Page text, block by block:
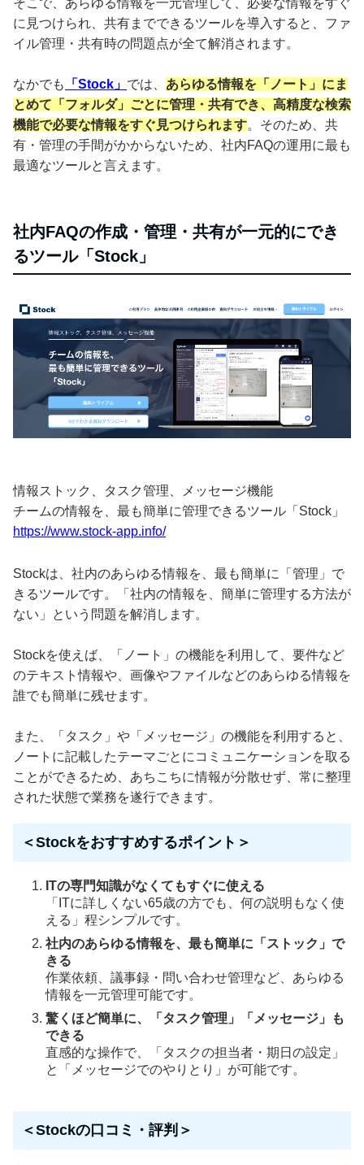
そこで、あらゆる情報を一元管理して、必要な情報をすぐ
に見つけられ、共有までできるツールを導入すると、ファ
イル管理・共有時の問題点が全て解消されます。
なかでも 「Stock」 では、 あらゆる情報を「ノート」にま
とめて「フォルダ」ごとに管理・共有でき、高精度な検索
機能で必要な情報をすぐ見つけられます。そのため、共
有・管理の手間がかからないため、社内FAQの運用に最も
最適なツールと言えます。
社内FAQの作成・管理・共有が一元的にでき
るツール「Stock」
情報ストック、タスク管理、メッセージ機能
チームの情報を、最も簡単に管理できるツール「Stock」
https://www.stock-app.info/
Stockは、社内のあらゆる情報を、最も簡単に「管理」で
きるツールです。「社内の情報を、簡単に管理する方法が
ない」という問題を解消します。
Stockを使えば、「ノート」の機能を利用して、要件など
のテキスト情報や、画像やファイルなどのあらゆる情報を
誰でも簡単に残せます。
また、「タスク」や「メッセージ」の機能を利用すると、
ノートに記載したテーマごとにコミュニケーションを取る
ことができるため、あちこちに情報が分散せず、常に整理
された状態で業務を遂行できます。
＜Stockをおすすめするポイント＞
ITの専門知識がなくてもすぐに使える
「ITに詳しくない65歳の方でも、何の説明もなく使
える」程シンプルです。
社内のあらゆる情報を、最も簡単に「ストック」で
きる
作業依頼、議事録・問い合わせ管理など、あらゆる
情報を一元管理可能です。
驚くほど簡単に、「タスク管理」「メッセージ」も
できる
直感的な操作で、「タスクの担当者・期日の設定」
と「メッセージでのやりとり」が可能です。
＜Stockの口コミ・評判＞